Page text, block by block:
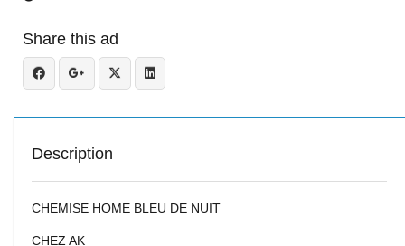
Share this ad
Description
CHEMISE HOME BLEU DE NUIT
CHEZ AK